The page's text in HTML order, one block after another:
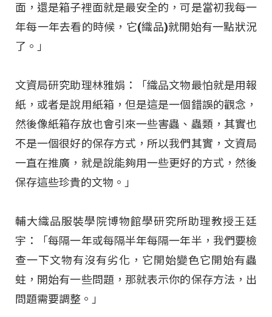
面，還是箱子裡面就是最安全的，可是當初我每一
年每一年去看的時候，它(織品)就開始有一點狀況
了。」
文資局研究助理林雅娟：「織品文物最怕就是用報
紙，或者是說用紙箱，但是這是一個錯誤的觀念，
然後像紙箱存放也會引來一些害蟲、蟲類，其實也
不是一個很好的保存方式，所以我們其實，文資局
一直在推廣，就是說能夠用一些更好的方式，然後
保存這些珍貴的文物。」
輔大織品服裝學院博物館學研究所助理教授王廷
宇：「每隔一年或每隔半年每隔一年半，我們要檢
查一下文物有沒有劣化，它開始變色它開始有蟲
蛀，開始有一些問題，那就表示你的保存方法，出
問題需要調整。」